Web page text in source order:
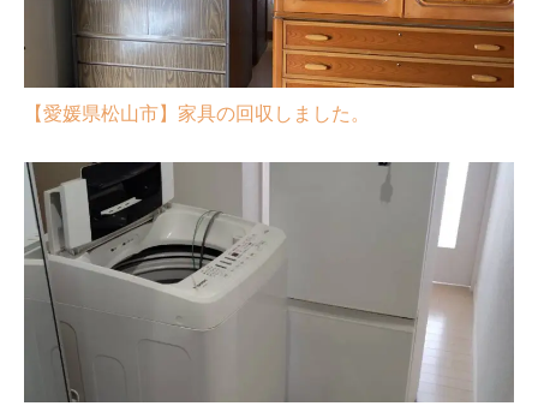
【愛媛県松山市】家具の回収しました。